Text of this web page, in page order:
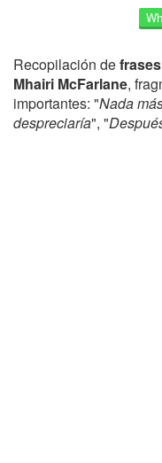
Recopilación de
Mhairi McFarlane,
importantes: "Nada
despreciaría", "